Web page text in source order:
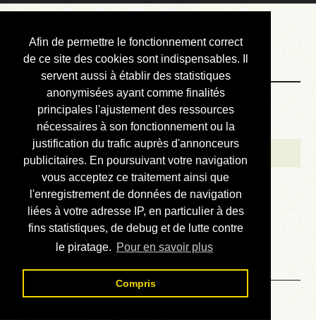
Afin de permettre le fonctionnement correct
de ce site des cookies sont indispensables. Il
servent aussi à établir des statistiques
anonymisées ayant comme finalités
principales l'ajustement des ressources
nécessaires à son fonctionnement ou la
justification du trafic auprès d'annonceurs
publicitaires. En poursuivant votre navigation
vous acceptez ce traitement ainsi que
l'enregistrement de données de navigation
liées à votre adresse IP, en particulier à des
fins statistiques, de debug et de lutte contre
le piratage. Pour en savoir plus
Compris
Courbis, « LE »
Blog Officiel
Bienvenue
Réalisations
Divers (et d’été)
Annonces
Liens externes
Téléchargement
Contact